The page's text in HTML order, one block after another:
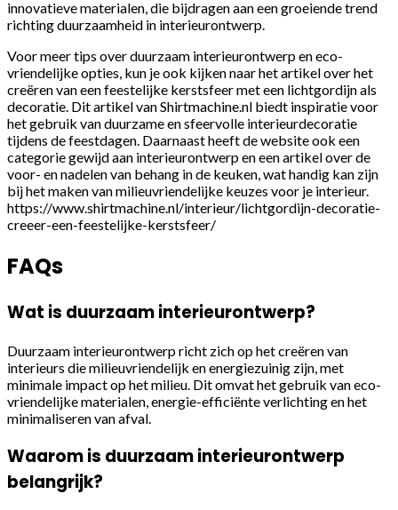
innovatieve materialen, die bijdragen aan een groeiende trend
richting duurzaamheid in interieurontwerp.
Voor meer tips over duurzaam interieurontwerp en eco-
vriendelijke opties, kun je ook kijken naar het artikel over het
creëren van een feestelijke kerstsfeer met een lichtgordijn als
decoratie. Dit artikel van Shirtmachine.nl biedt inspiratie voor
het gebruik van duurzame en sfeervolle interieurdecoratie
tijdens de feestdagen. Daarnaast heeft de website ook een
categorie gewijd aan interieurontwerp en een artikel over de
voor- en nadelen van behang in de keuken, wat handig kan zijn
bij het maken van milieuvriendelijke keuzes voor je interieur.
https://www.shirtmachine.nl/interieur/lichtgordijn-decoratie-
creeer-een-feestelijke-kerstsfeer/
FAQs
Wat is duurzaam interieurontwerp?
Duurzaam interieurontwerp richt zich op het creëren van
interieurs die milieuvriendelijk en energiezuinig zijn, met
minimale impact op het milieu. Dit omvat het gebruik van eco-
vriendelijke materialen, energie-efficiënte verlichting en het
minimaliseren van afval.
Waarom is duurzaam interieurontwerp
belangrijk?